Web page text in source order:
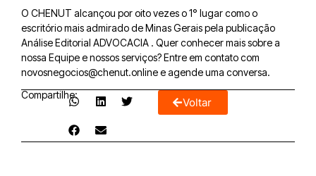
O CHENUT alcançou por oito vezes o 1° lugar como o
escritório mais admirado de Minas Gerais pela publicação
Análise Editorial ADVOCACIA . Quer conhecer mais sobre a
nossa Equipe e nossos serviços? Entre em contato com
novosnegocios@chenut.online e agende uma conversa.
Compartilhe:
Voltar